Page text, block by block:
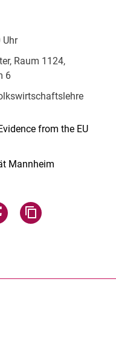
Uhr
Raum 1124,
6
from the EU
Mannheim
teilen
über WhatsApp teilen
Seite über Facebook